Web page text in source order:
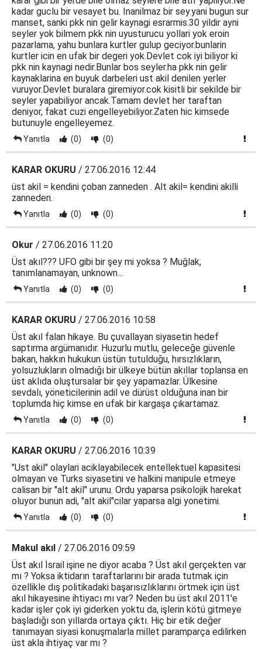
kadar guclu bir vesayet bu. Inanilmaz bir sey.yani bugun sur
manset, sanki pkk nin gelir kaynagi esrarmis.30 yildir ayni
seyler yok bilmem pkk nin uyusturucu yollari yok eroin
pazarlama, yahu bunlara kurtler gulup geciyor.bunlarin
kurtler icin en ufak bir degeri yok.Devlet cok iyi biliyor ki
pkk nin kaynagi nedir.Bunlar bos seyler.ha pkk nin gelir
kaynaklarina en buyuk darbeleri ust akil denilen yerler
vuruyor.Devlet buralara giremiyor.cok kisitli bir sekilde bir
seyler yapabiliyor ancak.Tamam devlet her taraftan
deniyor, fakat cuzi engelleyebiliyor.Zaten hic kimsede
butunuyle engelleyemez.
Yanıtla (0) (0)
KARAR OKURU / 27.06.2016 12:44
üst akil = kendini çoban zanneden . Alt akil= kendini akilli
zanneden.
Yanıtla (0) (0)
Okur / 27.06.2016 11:20
Üst akıl??? UFO gibi bir şey mi yoksa ? Muğlak,
tanımlanamayan, unknown...
Yanıtla (0) (0)
KARAR OKURU / 27.06.2016 10:58
Üst akıl falan hikaye. Bu çuvallayan siyasetin hedef
saptırma argümanıdır. Huzurlu mutlu, geleceğe güvenle
bakan, hakkın hukukun üstün tutulduğu, hırsızlıkların,
yolsuzlukların olmadığı bir ülkeye bütün akıllar toplansa en
üst aklıda oluştursalar bir şey yapamazlar. Ülkesine
sevdalı, yöneticilerinin adil ve dürüst olduğuna inan bir
toplumda hiç kimse en ufak bir kargaşa çıkartamaz.
Yanıtla (0) (0)
KARAR OKURU / 27.06.2016 10:39
"Ust akil" olaylari aciklayabilecek entellektuel kapasitesi
olmayan ve Turks siyasetini ve halkini manipule etmeye
calisan bir "alt akil" urunu. Ordu yaparsa psikolojik harekat
oluyor bunun adi, "alt akil"cilar yaparsa algi yonetimi.
Yanıtla (0) (0)
Makul akıl / 27.06.2016 09:59
Üst akıl İsrail işine ne diyor acaba ? Üst akıl gerçekten var
mı ? Yoksa iktidarın taraftarlarını bir arada tutmak için
özellikle dış politikadaki başarısızlıklarını örtmek için üst
akıl hikayesine ihtiyacı mı var? Neden bu üst akıl 2011'e
kadar işler çok iyi giderken yoktu da, işlerin kötü gitmeye
başladığı son yıllarda ortaya çıktı. Hiç bir etik değer
tanımayan siyasi konuşmalarla millet paramparça edilirken
üst akla ihtiyaç var mı ?